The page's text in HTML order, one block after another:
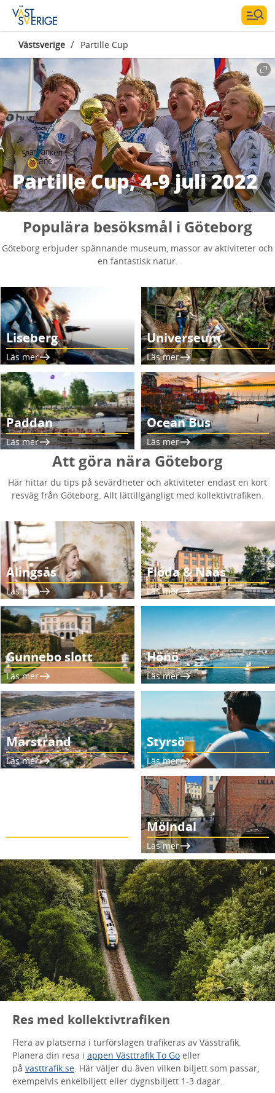
Västsverige / Partille Cup
Partille Cup, 4-9 juli 2022
Populära besöksmål i Göteborg
Göteborg erbjuder spännande museum, massor av aktiviteter och
en fantastisk natur.
Liseberg
Läs mer
Universeum
Läs mer
Paddan
Läs mer
Ocean Bus
Läs mer
Att göra nära Göteborg
Här hittar du tips på sevärdheter och aktiviteter endast en kort
resväg från Göteborg. Allt lättillgängligt med kollektivtrafiken.
Alingsås
Läs mer
Floda & Nääs
Läs mer
Gunnebo slott
Läs mer
Hönö
Läs mer
Marstrand
Läs mer
Styrsö
Läs mer
Mölndal
Läs mer
Res med kollektivtrafiken
Flera av platserna i turförslagen trafikeras av Vässtrafik.
Planera din resa i appen Västtrafik To Go eller
på vasttrafik.se. Här väljer du även vilken biljett som passar,
exempelvis enkelbiljett eller dygnsbiljett 1-3 dagar.